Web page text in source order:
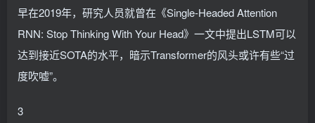
早在2019年，研究人员就曾在《Single-Headed Attention
RNN: Stop Thinking With Your Head》一文中提出LSTM可以
达到接近SOTA的水平，暗示Transformer的风头或许有些“过
度吹嘘”。
3